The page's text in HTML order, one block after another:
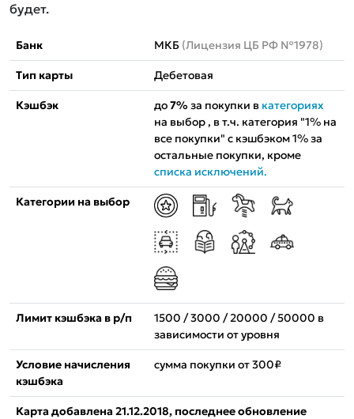
будет.
Банк МКБ (Лицензия ЦБ РФ №1978)
Тип карты Дебетовая
Кэшбэк до7%за покупки в категориях
на выбор , в т.ч. категория "1% на
все покупки" с кэшбэком 1% за
остальные покупки, кроме
списка исключений.
Категории на выбор
Лимит кэшбэка в р/п
1500 / 3000 / 20000 / 50000 в
зависимости от уровня
Условие начисления
кэшбэка
сумма покупки от 300₽
Карта добавлена 21.12.2018, последнее обновление